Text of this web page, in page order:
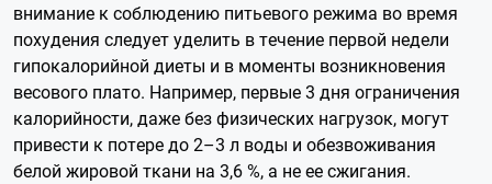
внимание к соблюдению питьевого режима во время
похудения следует уделить в течение первой недели
гипокалорийной диеты и в моменты возникновения
весового плато. Например, первые 3 дня ограничения
калорийности, даже без физических нагрузок, могут
привести к потере до 2–3 л воды и обезвоживания
белой жировой ткани на 3,6 %, а не ее сжигания.